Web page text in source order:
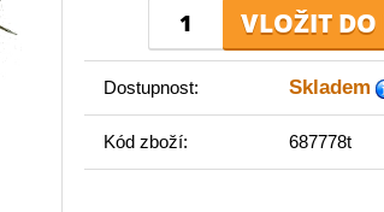
Dostupnost: Skladem
Kód zboží: 687778t